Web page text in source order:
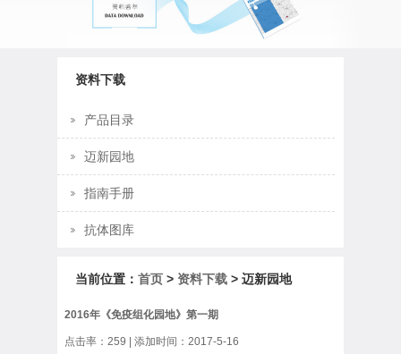
资料下载
产品目录
迈新园地
指南手册
抗体图库
当前位置： 首页 > 资料下载 > 迈新园地
2016年《免疫组化园地》第一期
点击率： 259 | 添加时间：2017-5-16